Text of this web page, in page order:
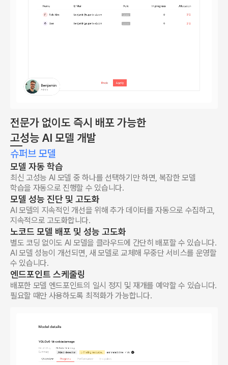
전문가 없이도 즉시 배포 가능한
고성능 AI 모델 개발
슈퍼브 모델
모델 자동 학습
최신 고성능 AI 모델 중 하나를 선택하기만 하면, 복잡한 모델
학습을 자동으로 진행할 수 있습니다.
모델 성능 진단 및 고도화
AI 모델의 지속적인 개선을 위해 추가 데이터를 자동으로 수집하고,
지속적으로 고도화합니다.
노코드 모델 배포 및 성능 고도화
별도 코딩 없이도 AI 모델을 클라우드에 간단히 배포할 수 있습니다.
AI 모델 성능이 개선되면, 새 모델로 교체해 무중단 서비스를 운영할
수 있습니다.
엔드포인트 스케줄링
배포한 모델 엔드포인트의 일시 정지 및 재개를 예약할 수 있습니다.
필요할 때만 사용하도록 최적화가 가능합니다.